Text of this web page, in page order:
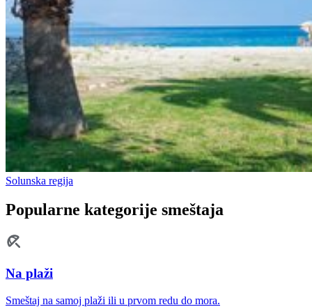
Solunska regija
Popularne kategorije smeštaja
Na plaži
Smeštaj na samoj plaži ili u prvom redu do mora.